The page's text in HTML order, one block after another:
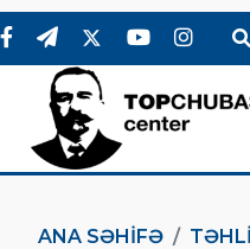
ANA SƏHIFƏ